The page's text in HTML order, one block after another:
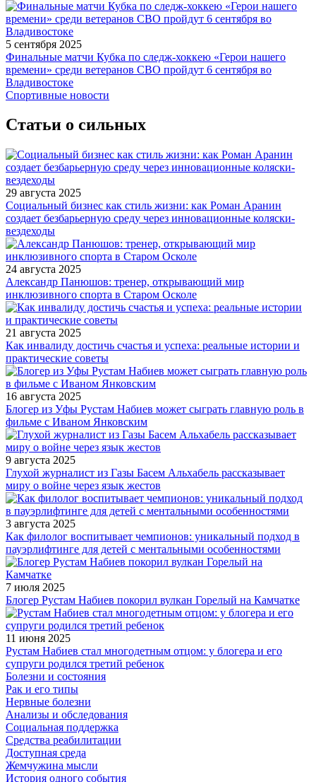
5 сентября 2025
Финальные матчи Кубка по следж-хоккею «Герои нашего
времени» среди ветеранов СВО пройдут 6 сентября во
Владивостоке
Спортивные новости
Статьи о сильных
29 августа 2025
Социальный бизнес как стиль жизни: как Роман Аранин
создает безбарьерную среду через инновационные коляски-
вездеходы
24 августа 2025
Александр Панюшов: тренер, открывающий мир
инклюзивного спорта в Старом Осколе
21 августа 2025
Как инвалиду достичь счастья и успеха: реальные истории и
практические советы
16 августа 2025
Блогер из Уфы Рустам Набиев может сыграть главную роль в
фильме с Иваном Янковским
9 августа 2025
Глухой журналист из Газы Басем Альхабель рассказывает
миру о войне через язык жестов
3 августа 2025
Как филолог воспитывает чемпионов: уникальный подход в
пауэрлифтинге для детей с ментальными особенностями
7 июля 2025
Блогер Рустам Набиев покорил вулкан Горелый на Камчатке
11 июня 2025
Рустам Набиев стал многодетным отцом: у блогера и его
супруги родился третий ребенок
Болезни и состояния
Рак и его типы
Нервные болезни
Анализы и обследования
Социальная поддержка
Средства реабилитации
Доступная среда
Жемчужина мысли
История одного события